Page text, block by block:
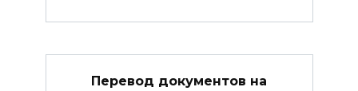
Перевод документов на